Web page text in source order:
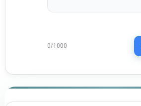
0/1000